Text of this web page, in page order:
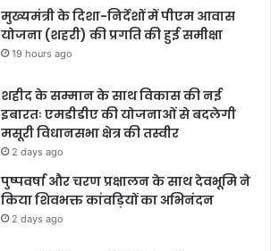
मुख्यमंत्री के दिशा-निर्देशों में पीएम आवास
योजना (शहरी) की प्रगति की हुई समीक्षा
19 hours ago
शहीद के सम्मान के साथ विकास की नई
इबारतः एमडीडीए की योजनाओं से बदलेगी
मसूरी विधानसभा क्षेत्र की तस्वीर
2 days ago
पुष्पवर्षा और चरण प्रक्षालन के साथ देवभूमि ने
किया शिवभक्त कांवड़ियों का अभिनंदन
2 days ago